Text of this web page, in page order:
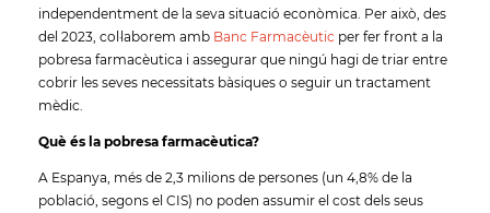
independentment de la seva situació econòmica. Per això, des
del 2023, col·laborem amb Banc Farmacèutic per fer front a la
pobresa farmacèutica i assegurar que ningú hagi de triar entre
cobrir les seves necessitats bàsiques o seguir un tractament
mèdic.
Què és la pobresa farmacèutica?
A Espanya, més de 2,3 milions de persones (un 4,8% de la
població, segons el CIS) no poden assumir el cost dels seus